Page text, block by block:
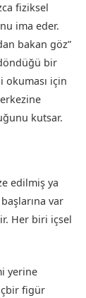
fiziksel
ima eder.
bakan göz”
bir
için
kutsar.
edilmiş ya
var
Her biri içsel
yerine
figür